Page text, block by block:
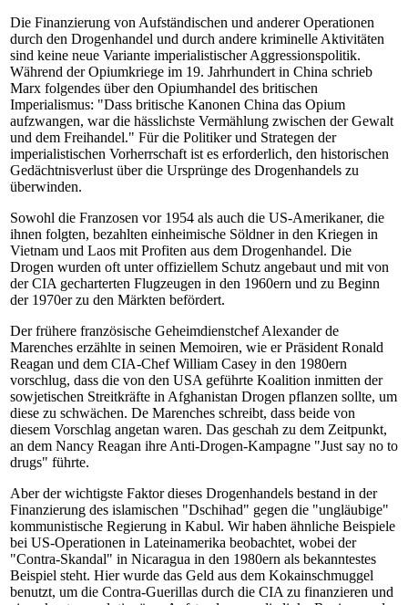
Die Finanzierung von Aufständischen und anderer Operationen
durch den Drogenhandel und durch andere kriminelle Aktivitäten
sind keine neue Variante imperialistischer Aggressionspolitik.
Während der Opiumkriege im 19. Jahrhundert in China schrieb
Marx folgendes über den Opiumhandel des britischen
Imperialismus: "Dass britische Kanonen China das Opium
aufzwangen, war die hässlichste Vermählung zwischen der Gewalt
und dem Freihandel." Für die Politiker und Strategen der
imperialistischen Vorherrschaft ist es erforderlich, den historischen
Gedächtnisverlust über die Ursprünge des Drogenhandels zu
überwinden.
Sowohl die Franzosen vor 1954 als auch die US-Amerikaner, die
ihnen folgten, bezahlten einheimische Söldner in den Kriegen in
Vietnam und Laos mit Profiten aus dem Drogenhandel. Die
Drogen wurden oft unter offiziellem Schutz angebaut und mit von
der CIA gecharterten Flugzeugen in den 1960ern und zu Beginn
der 1970er zu den Märkten befördert.
Der frühere französische Geheimdienstchef Alexander de
Marenches erzählte in seinen Memoiren, wie er Präsident Ronald
Reagan und dem CIA-Chef William Casey in den 1980ern
vorschlug, dass die von den USA geführte Koalition inmitten der
sowjetischen Streitkräfte in Afghanistan Drogen pflanzen sollte, um
diese zu schwächen. De Marenches schreibt, dass beide von
diesem Vorschlag angetan waren. Das geschah zu dem Zeitpunkt,
an dem Nancy Reagan ihre Anti-Drogen-Kampagne "Just say no to
drugs" führte.
Aber der wichtigste Faktor dieses Drogenhandels bestand in der
Finanzierung des islamischen "Dschihad" gegen die "ungläubige"
kommunistische Regierung in Kabul. Wir haben ähnliche Beispiele
bei US-Operationen in Lateinamerika beobachtet, wobei der
"Contra-Skandal" in Nicaragua in den 1980ern als bekanntestes
Beispiel steht. Hier wurde das Geld aus dem Kokainschmuggel
benutzt, um die Contra-Guerillas durch die CIA zu finanzieren und